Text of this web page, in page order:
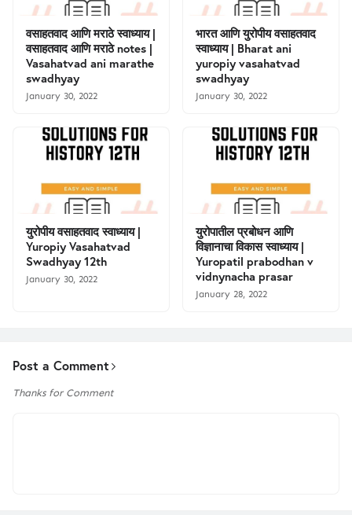
वसाहतवाद आणि मराठे स्वाध्याय |
वसाहतवाद आणि मराठे notes |
Vasahatvad ani marathe
swadhyay
January 30, 2022
भारत आणि युरोपीय वसाहतवाद
स्वाध्याय | Bharat ani
yuropiy vasahatvad
swadhyay
January 30, 2022
युरोपीय वसाहतवाद स्वाध्याय |
Yuropiy Vasahatvad
Swadhyay 12th
January 30, 2022
युरोपातील प्रबोधन आणि
विज्ञानाचा विकास स्वाध्याय |
Yuropatil prabodhan v
vidnynacha prasar
January 28, 2022
Post a Comment
Thanks for Comment